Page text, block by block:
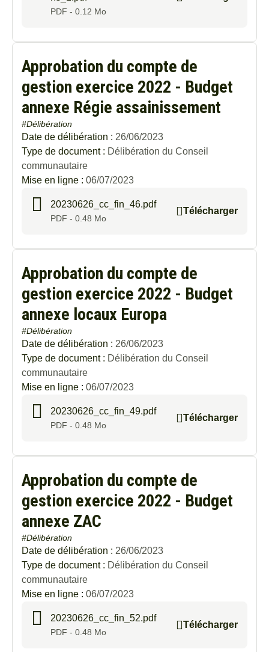
PDF - 0.12 Mo
Approbation du compte de
gestion exercice 2022 - Budget
annexe Régie assainissement
#Délibération
Date de délibération : 26/06/2023
Type de document : Délibération du Conseil
communautaire
Mise en ligne : 06/07/2023
20230626_cc_fin_46.pdf
PDF - 0.48 Mo
Télécharger
Approbation du compte de
gestion exercice 2022 - Budget
annexe locaux Europa
#Délibération
Date de délibération : 26/06/2023
Type de document : Délibération du Conseil
communautaire
Mise en ligne : 06/07/2023
20230626_cc_fin_49.pdf
PDF - 0.48 Mo
Télécharger
Approbation du compte de
gestion exercice 2022 - Budget
annexe ZAC
#Délibération
Date de délibération : 26/06/2023
Type de document : Délibération du Conseil
communautaire
Mise en ligne : 06/07/2023
20230626_cc_fin_52.pdf
PDF - 0.48 Mo
Télécharger